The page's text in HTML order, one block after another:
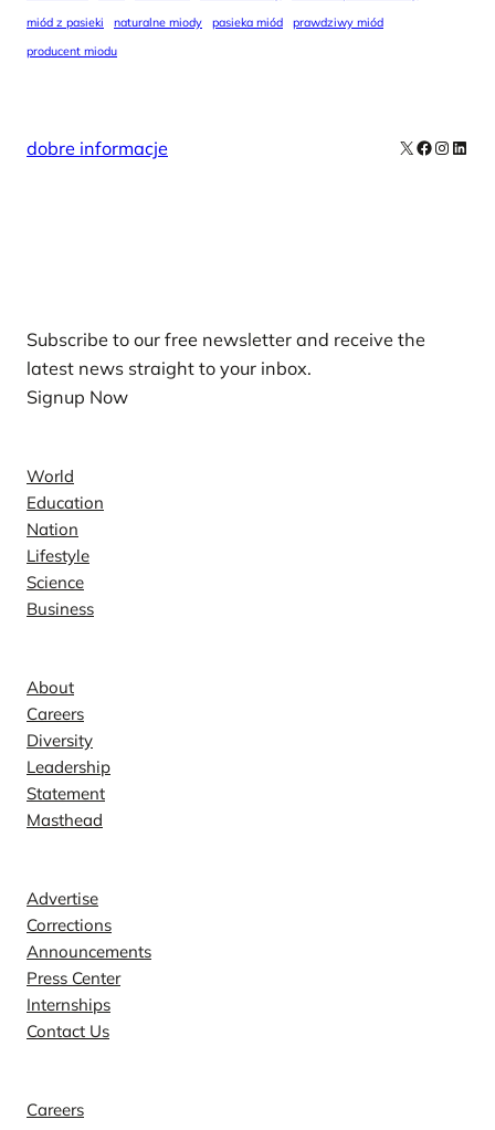
miód z pasieki
naturalne miody pasieka miód
prawdziwy miód
producent miodu
dobre informacje X Facebook
Subscribe to our free newsletter and receive the
latest news straight to your inbox.
Signup Now
World
Education
Nation
Lifestyle
Science
Business
About
Careers
Diversity
Leadership
Statement
Masthead
Advertise
Corrections
Announcements
Press Center
Internships
Contact Us
Careers